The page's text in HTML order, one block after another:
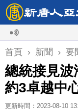
颱
首頁 › 新聞 › 要
總統接見波
約3卓越中
更新時間：2023-08-10